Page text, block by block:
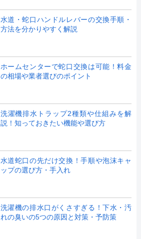
水道・蛇口ハンドルレバーの交換手順・
方法を分かりやすく解説
ホームセンターで蛇口交換は可能！料金
の相場や業者選びのポイント
洗濯機排水トラップ2種類や仕組みを解
説！知っておきたい機能や選び方
水道蛇口の先だけ交換！手順や泡沫キャ
ップの選び方・手入れ
洗濯機の排水口がくさすぎる！下水・汚
れの臭いの5つの原因と対策・予防策